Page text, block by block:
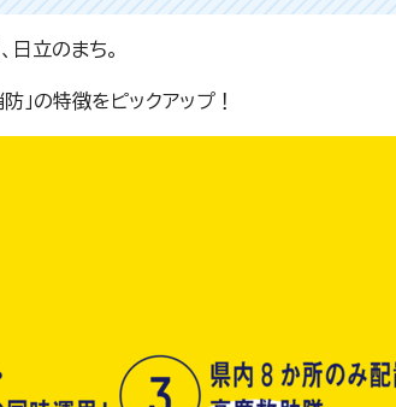
立のまち。
」の特徴をピックアップ！